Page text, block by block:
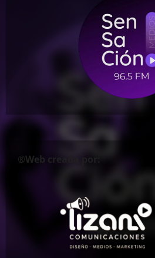
®Web creada por: